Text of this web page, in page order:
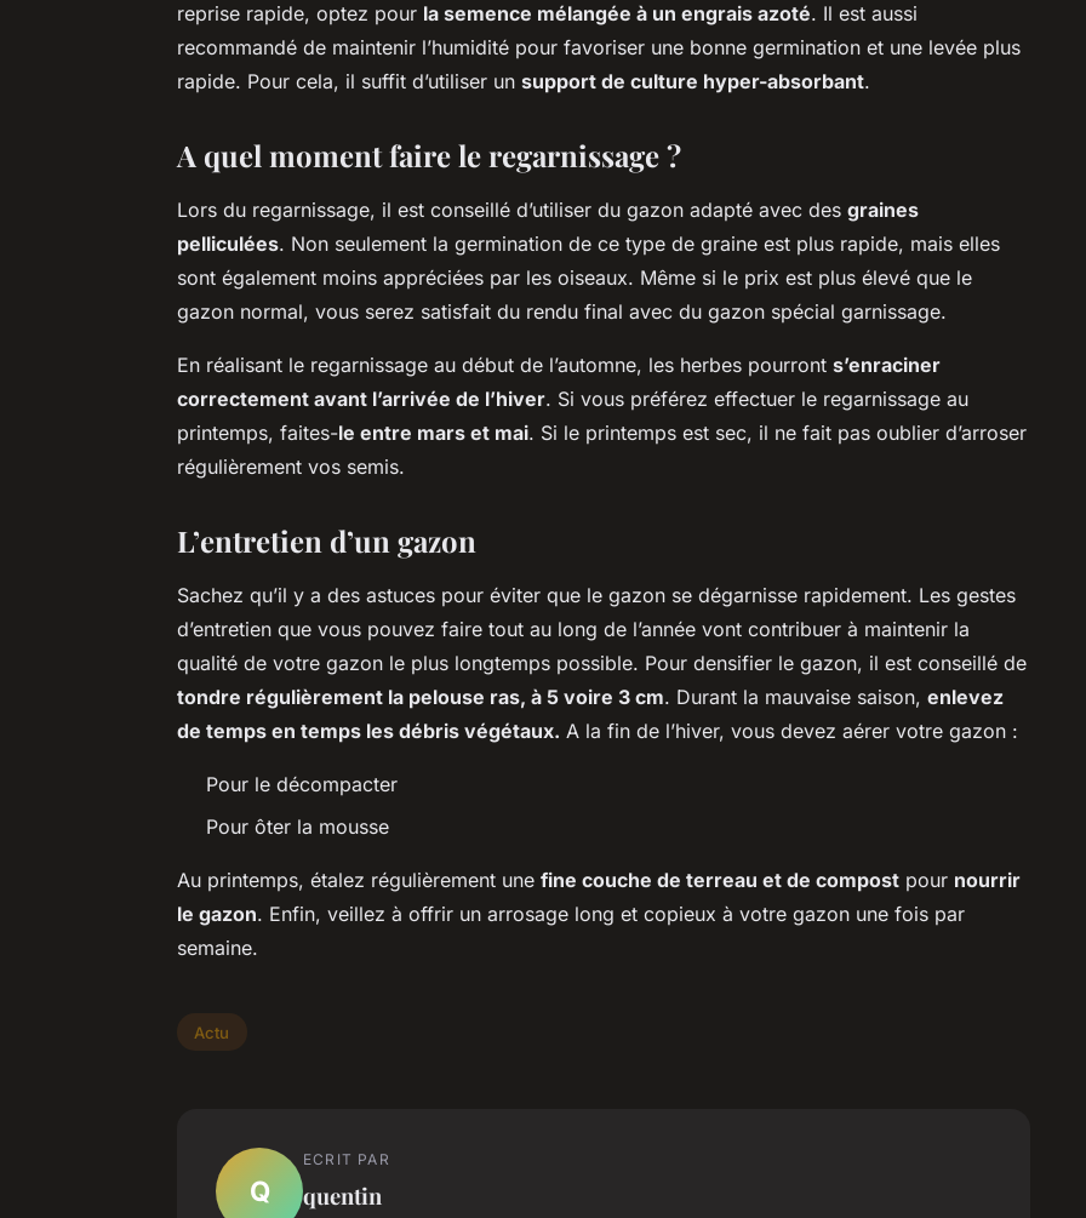
reprise rapide, optez pour la semence mélangée à un engrais azoté. Il est aussi
recommandé de maintenir l’humidité pour favoriser une bonne germination et une levée plus
rapide. Pour cela, il suffit d’utiliser un support de culture hyper-absorbant.
A quel moment faire le regarnissage ?
Lors du regarnissage, il est conseillé d’utiliser du gazon adapté avec des graines
pelliculées. Non seulement la germination de ce type de graine est plus rapide, mais elles
sont également moins appréciées par les oiseaux. Même si le prix est plus élevé que le
gazon normal, vous serez satisfait du rendu final avec du gazon spécial garnissage.
En réalisant le regarnissage au début de l’automne, les herbes pourront s’enraciner
correctement avant l’arrivée de l’hiver. Si vous préférez effectuer le regarnissage au
printemps, faites-le entre mars et mai. Si le printemps est sec, il ne fait pas oublier d’arroser
régulièrement vos semis.
L’entretien d’un gazon
Sachez qu’il y a des astuces pour éviter que le gazon se dégarnisse rapidement. Les gestes
d’entretien que vous pouvez faire tout au long de l’année vont contribuer à maintenir la
qualité de votre gazon le plus longtemps possible. Pour densifier le gazon, il est conseillé de
tondre régulièrement la pelouse ras, à 5 voire 3 cm. Durant la mauvaise saison, enlevez
de temps en temps les débris végétaux. A la fin de l’hiver, vous devez aérer votre gazon :
Pour le décompacter
Pour ôter la mousse
Au printemps, étalez régulièrement une fine couche de terreau et de compost pour nourrir
le gazon. Enfin, veillez à offrir un arrosage long et copieux à votre gazon une fois par
semaine.
Actu
Q
ECRIT PAR
quentin